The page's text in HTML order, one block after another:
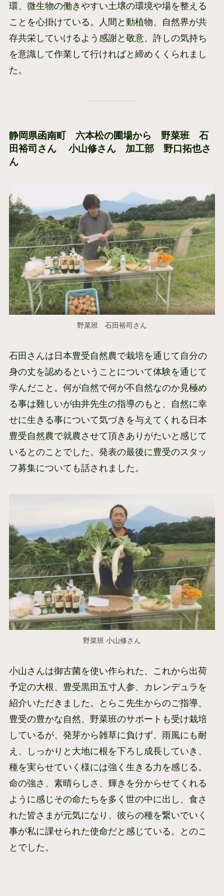
環、微生物の働きやすい土壌の環境や場を整える
ことを心掛けている。人間と動植物、自然界が共
存共栄していけるよう感謝と敬意、許しの気持ち
を意識して作業して行ければと締めくくられまし
た。
静岡県函南町 六本松の圃場から 野菜班 石
田裕司さん 小山修さん 加工部 野口拓也さ
ん
野菜班 石田裕司さん
石田さんは日本豊受自然農で栽培を通じて自分の
身の丈を認めるということについて体験を通じて
学んだこと。何が自然で何が不自然なのか見極め
る事は難しいが由井先生の指導のもと、自然に幸
せに生きる事について気づきを与えてくれる日本
豊受自然農で就農させて頂きありがたいと感じて
いるとのことでした。発表の最後に豊受のスタッ
フ募集についても話されました。
野菜班 小山修さん
小山さんは御古菌を使い作られた、これから出荷
予定の大根、豊受黒田五寸人参、カレンデュラを
紹介いただきました。とらこ先生からのご指導、
豊受の豊かな自然、野菜班のサポートも受け栽培
しているが、発芽から雑草に負けず、雨風にも耐
え、しっかりと大地に根を下ろし成長していき、
種を実らせていく様には強く生きる力を感じる。
命の強さ、素晴らしさ、輝きを分からせてくれる
ように感じその命たちを多く世の中に出し、食さ
れた皆さまが元気になり、彼らの種を繋いでいく
事が私に課せられた使命だと感じている。とのこ
とでした。